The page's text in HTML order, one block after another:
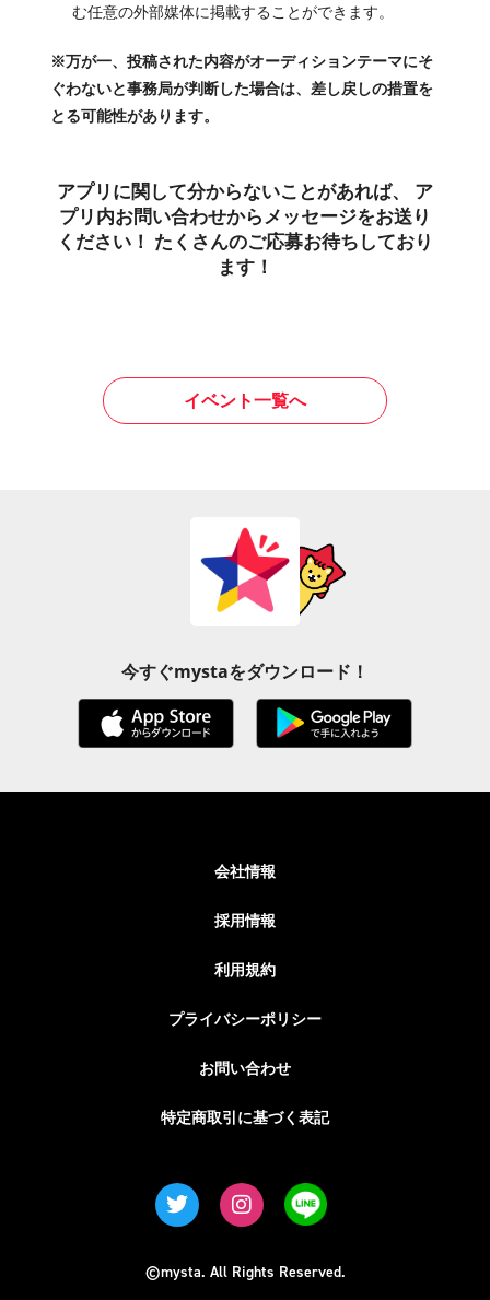
む任意の外部媒体に掲載することができます。
※万が一、投稿された内容がオーディションテーマにそ
ぐわないと事務局が判断した場合は、差し戻しの措置を
とる可能性があります。
アプリに関して分からないことがあれば、 ア
プリ内お問い合わせからメッセージをお送り
ください！ たくさんのご応募お待ちしており
ます！
イベント一覧へ
今すぐmystaをダウンロード！
会社情報
採用情報
利用規約
プライバシーポリシー
お問い合わせ
特定商取引に基づく表記
©mysta. All Rights Reserved.